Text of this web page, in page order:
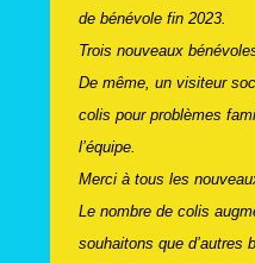
de bénévole fin 2023.
Trois nouveaux
De même, un visiteur
colis pour problèmes
l’équipe.
Merci à tous les
Le nombre de colis
souhaitons que d’autres